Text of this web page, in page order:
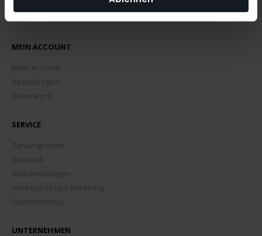
MEIN ACCOUNT
Mein Account
Bestellungen
Warenkorb
SERVICE
Zahlungsarten
Versand
Rücksendungen
Hockeyschläger Beratung
Sportscampus
UNTERNEHMEN